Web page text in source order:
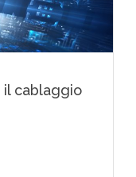
il cablaggio